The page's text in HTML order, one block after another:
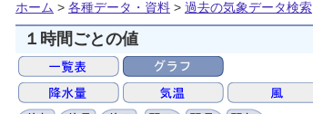
ホーム > 各種データ・資料 > 過去の気象データ検索
１時間ごとの値